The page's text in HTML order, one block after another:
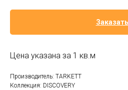
Заказать
Цена указана за 1 кв.м
Производитель: TARKETT
Коллекция: DISCOVERY